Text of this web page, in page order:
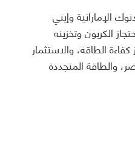
الإماراتية وإيني
الكربون وتخزينه
الطاقة، والاستثمار
والطاقة المتجددة